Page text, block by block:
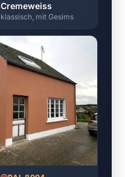
Cremeweiss
klassisch, mit Gesims